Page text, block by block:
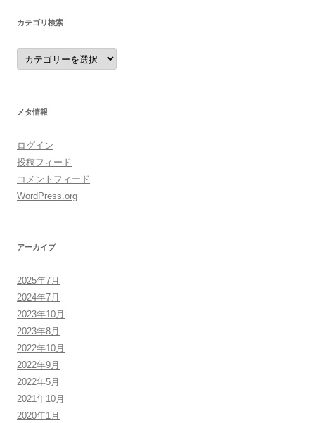
カテゴリ検索
カ
テ
ゴ
メタ情報
ログイン
投稿フィード
コメントフィード
WordPress.org
アーカイブ
2025年7月
2024年7月
2023年10月
2023年8月
2022年10月
2022年9月
2022年5月
2021年10月
2020年1月